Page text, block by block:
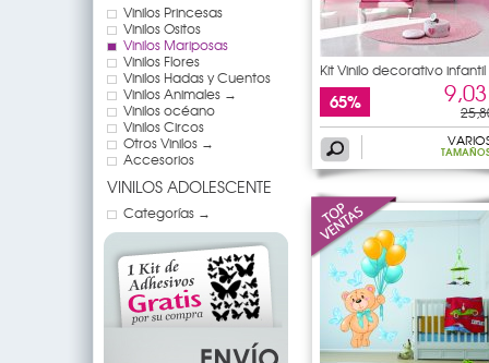
Vinilos Princesas
Vinilos Ositos
Vinilos Mariposas
Vinilos Flores
Vinilos Hadas y Cuentos
Vinilos Animales →
Vinilos océano
Vinilos Circos
Otros Vinilos →
Accesorios
VINILOS ADOLESCENTE
Categorías →
Kit Vinilo decorativo infantil
65%